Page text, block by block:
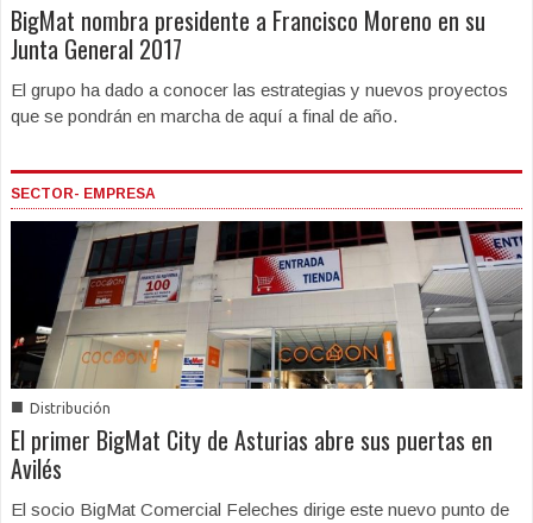
BigMat nombra presidente a Francisco Moreno en su
Junta General 2017
El grupo ha dado a conocer las estrategias y nuevos proyectos
que se pondrán en marcha de aquí a final de año.
SECTOR- EMPRESA
■ Distribución
El primer BigMat City de Asturias abre sus puertas en
Avilés
El socio BigMat Comercial Feleches dirige este nuevo punto de